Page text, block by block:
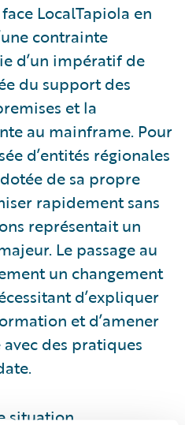
LocalTapiola en
contrainte
d’un impératif de
du support des
et la
au mainframe. Pour
d’entités régionales
de sa propre
rapidement sans
représentait un
Le passage au
un changement
d’expliquer
et d’amener
des pratiques
situation,